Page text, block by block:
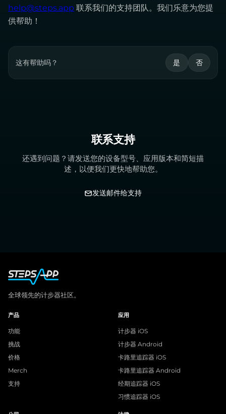
help@steps.app 联系我们的支持团队。我们乐意为您提
供帮助！
这有帮助吗？ 是 否
联系支持
还遇到问题？请发送您的设备型号、应用版本和简短描
述，以便我们更快地帮助您。
发送邮件给支持
全球领先的计步器社区。
产品
功能
挑战
价格
Merch
支持
应用
计步器 iOS
计步器 Android
卡路里追踪器 iOS
卡路里追踪器 Android
经期追踪器 iOS
习惯追踪器 iOS